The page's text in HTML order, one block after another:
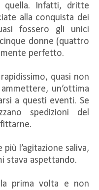
quella. Infatti, dritte
alla conquista dei
fossero gli unici
donne (quattro
perfetto.
quasi non
un’ottima
a questi eventi. Se
spedizioni del
l’agitazione saliva,
stava aspettando.
prima volta e non